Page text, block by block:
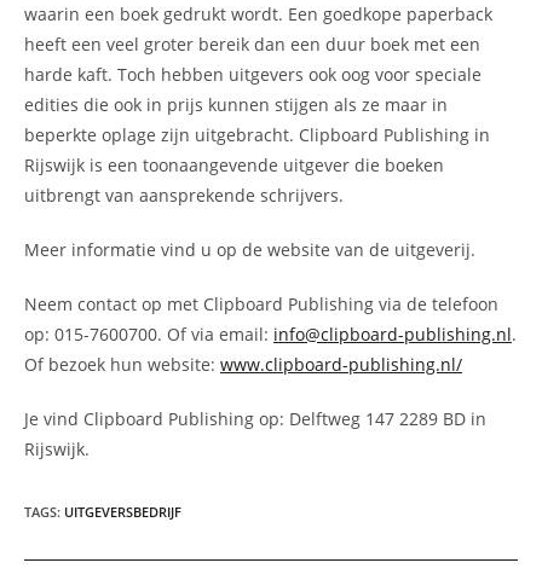
waarin een boek gedrukt wordt. Een goedkope paperback
heeft een veel groter bereik dan een duur boek met een
harde kaft. Toch hebben uitgevers ook oog voor speciale
edities die ook in prijs kunnen stijgen als ze maar in
beperkte oplage zijn uitgebracht. Clipboard Publishing in
Rijswijk is een toonaangevende uitgever die boeken
uitbrengt van aansprekende schrijvers.
Meer informatie vind u op de website van de uitgeverij.
Neem contact op met Clipboard Publishing via de telefoon
op: 015-7600700. Of via email: info@clipboard-publishing.nl.
Of bezoek hun website: www.clipboard-publishing.nl/
Je vind Clipboard Publishing op: Delftweg 147 2289 BD in
Rijswijk.
TAGS: UITGEVERSBEDRIJF